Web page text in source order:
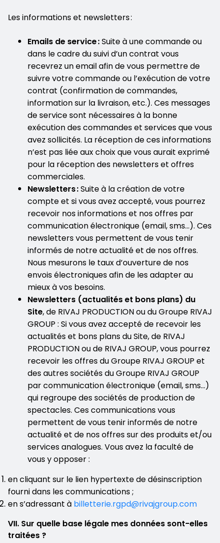
Les informations et newsletters :
Emails de service :Suite à une commande ou
dans le cadre du suivi d’un contrat vous
recevrez un email afin de vous permettre de
suivre votre commande ou l’exécution de votre
contrat (confirmation de commandes,
information sur la livraison, etc.). Ces messages
de service sont nécessaires à la bonne
exécution des commandes et services que vous
avez sollicités. La réception de ces informations
n’est pas liée aux choix que vous aurait exprimé
pour la réception des newsletters et offres
commerciales.
Newsletters :Suite à la création de votre
compte et si vous avez accepté, vous pourrez
recevoir nos informations et nos offres par
communication électronique (email, sms…). Ces
newsletters vous permettent de vous tenir
informés de notre actualité et de nos offres.
Nous mesurons le taux d’ouverture de nos
envois électroniques afin de les adapter au
mieux à vos besoins.
Newsletters (actualités et bons plans) du
Site, de RIVAJ PRODUCTION ou du Groupe RIVAJ
GROUP : Si vous avez accepté de recevoir les
actualités et bons plans du Site, de RIVAJ
PRODUCTION ou de RIVAJ GROUP, vous pourrez
recevoir les offres du Groupe RIVAJ GROUP et
des autres sociétés du Groupe RIVAJ GROUP
par communication électronique (email, sms…)
qui regroupe des sociétés de production de
spectacles. Ces communications vous
permettent de vous tenir informés de notre
actualité et de nos offres sur des produits et/ou
services analogues. Vous avez la faculté de
vous y opposer :
en cliquant sur le lien hypertexte de désinscription
fourni dans les communications ;
en s’adressant à billetterie.rgpd@rivajgroup.com
VII. Sur quelle base légale mes données sont-elles
traitées ?